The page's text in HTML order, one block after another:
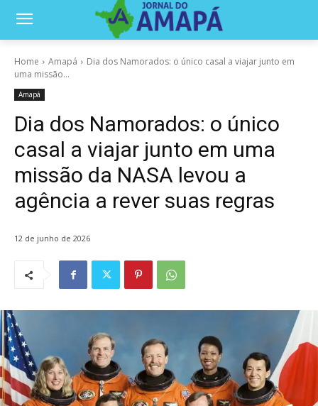
Home Amapá
Dia dos Namorados: o único casal a viajar junto em
uma missão...
Amapá
Dia dos Namorados: o único
casal a viajar junto em uma
missão da NASA levou a
agência a rever suas regras
12 de junho de 2026